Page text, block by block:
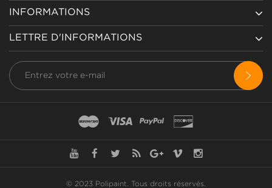
INFORMATIONS
LETTRE D'INFORMATIONS
© 2023 Polipaint. Tous droits réservés.